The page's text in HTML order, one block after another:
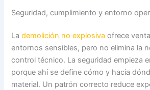
Seguridad, cumplimiento y entorno
Lademolición no explosiva ofrece
entornos sensibles, pero no elimina la
control técnico. La seguridad empieza
porque ahí se define cómo y hacia
material. Un patrón correcto reduce